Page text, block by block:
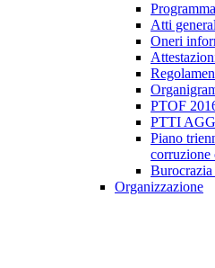
Atti
Oneri
PTOF
PTTI
Piano
corruzione
Burocrazia
Organizzazione